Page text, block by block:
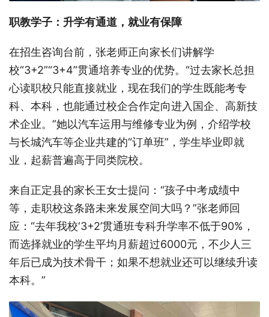
职教学子：升学有通道，就业有保障
在招生咨询台前，张老师正向家长们讲解学
校“3+2”“3+4”贯通培养专业的优势。“过去家长总担
心读职校只能直接就业，现在我们的学生既能考专
科、本科，也能通过校企合作定向进入国企、高新技
术企业。”她以汽车运用与维修专业为例，介绍学校
与长城汽车等企业共建的“订单班”，学生毕业即就
业，起薪普遍高于同类院校。
来自正定县的家长王女士提问：“孩子中考成绩中
等，走职校这条路未来发展空间大吗？”张老师回
应：“去年我校‘3+2’贯通班专科升学率不低于90%，
而选择就业的学生平均月薪超过6000元，不少人三
年后已成为技术骨干；如果不想就业还可以继续升读
本科。”